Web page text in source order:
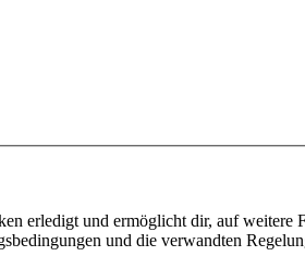
erledigt und ermöglicht dir, auf weitere
und die verwandten